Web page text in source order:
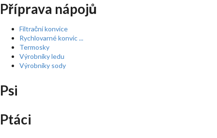
Příprava nápojů
Filtrační konvice
Rychlovarné konvic ...
Termosky
Výrobníky ledu
Výrobníky sody
Psi
Ptáci